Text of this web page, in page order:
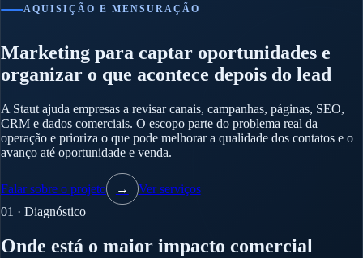
AQUISIÇÃO E MENSURAÇÃO
Marketing para captar oportunidades e
organizar o que acontece depois do lead
A Staut ajuda empresas a revisar canais, campanhas, páginas, SEO,
CRM e dados comerciais. O escopo parte do problema real da
operação e prioriza o que pode melhorar a qualidade dos contatos e o
avanço até oportunidade e venda.
Falar sobre o projeto →
Ver serviços
01 · Diagnóstico
Onde está o maior impacto comercial